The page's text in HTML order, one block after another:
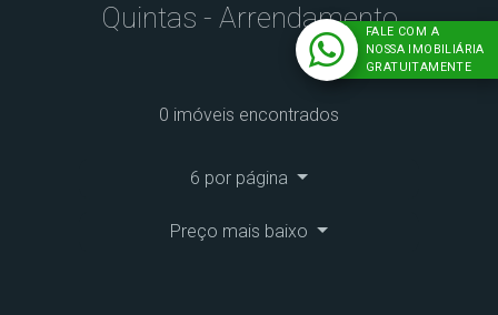
Quintas - Arrendamento
0 imóveis encontrados
6 por página
Preço mais baixo
FALE COM A
NOSSA IMOBILIÁRIA
GRATUITAMENTE